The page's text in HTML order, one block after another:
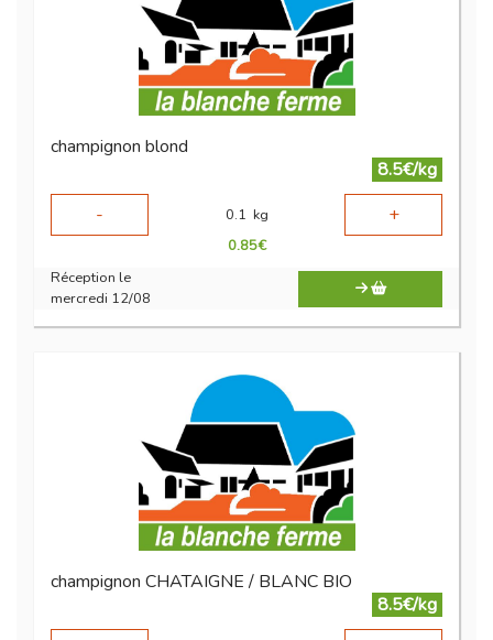
champignon blond
8.5€/kg
-
0.1 kg +
0.85€
Réception le
mercredi 12/08
champignon CHATAIGNE / BLANC BIO
8.5€/kg